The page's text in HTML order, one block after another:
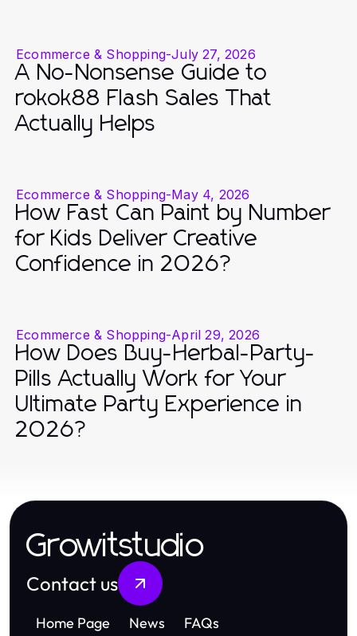
Ecommerce & Shopping-July 27, 2026
A No-Nonsense Guide to
rokok88 Flash Sales That
Actually Helps
Ecommerce & Shopping-May 4, 2026
How Fast Can Paint by Number
for Kids Deliver Creative
Confidence in 2026?
Ecommerce & Shopping-April 29, 2026
How Does Buy-Herbal-Party-
Pills Actually Work for Your
Ultimate Party Experience in
2026?
Growitstudio
Contact us
Home Page News FAQs